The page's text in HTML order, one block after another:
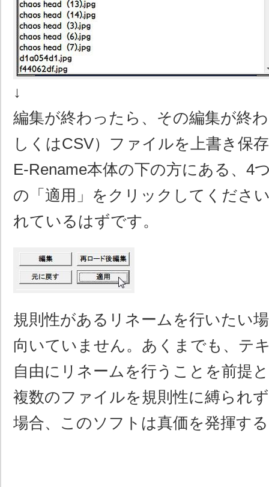
↓
編集が終わったら、その編集が終
しくはCSV）ファイルを上書き保
E-Rename本体の下の方にある、4
の「適用」をクリックしてくださ
れているはずです。
規則性があるリネームを行いたい
向いていません。あくまでも、テ
自由にリネームを行うことを前提
複数のファイルを規則性に縛られ
場合、このソフトは真価を発揮す